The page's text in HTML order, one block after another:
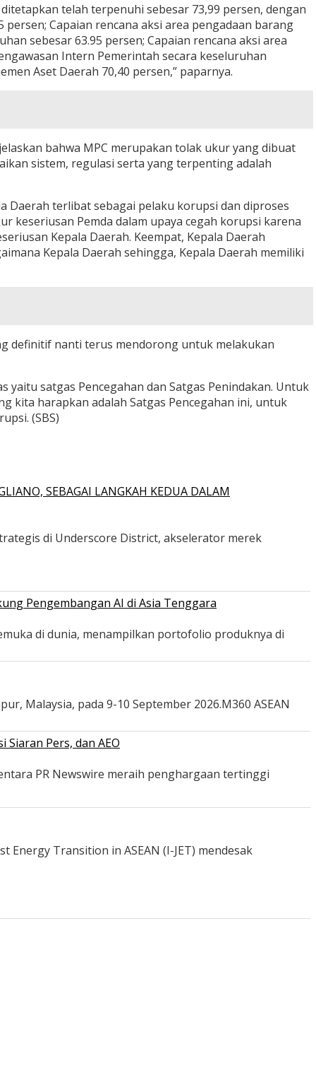
telah terpenuhi sebesar 73,99 persen, dengan
Capaian rencana aksi area pengadaan barang
sebesar 63.95 persen; Capaian rencana aksi area
Intern Pemerintah secara keseluruhan
Aset Daerah 70,40 persen,” paparnya.
bahwa MPC merupakan tolak ukur yang dibuat
sistem, regulasi serta yang terpenting adalah
Daerah terlibat sebagai pelaku korupsi dan diproses
keseriusan Pemda dalam upaya cegah korupsi karena
Kepala Daerah. Keempat, Kepala Daerah
Kepala Daerah sehingga, Kepala Daerah memiliki
definitif nanti terus mendorong untuk melakukan
satgas Pencegahan dan Satgas Penindakan. Untuk
kita harapkan adalah Satgas Pencegahan ini, untuk
(SBS)
SEBAGAI LANGKAH KEDUA DALAM
di Underscore District, akselerator merek
Pengembangan AI di Asia Tenggara
di dunia, menampilkan portofolio produknya di
Malaysia, pada 9-10 September 2026.M360 ASEAN
Pers, dan AEO
PR Newswire meraih penghargaan tertinggi
Energy Transition in ASEAN (I-JET) mendesak